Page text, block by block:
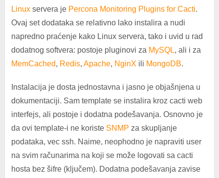
Linuxservera je Percona Monitoring Plugins for Cacti.
Ovaj set dodataka se relativno lako instalira a nudi
napredno praćenje kako Linux servera, tako i uvid u rad
dodatnog softvera: postoje pluginovi za MySQL, ali i za
MemCached, Redis, Apache, NginX ili MongoDB.
Instalacija je dosta jednostavna i jasno je objašnjena u
dokumentaciji. Sam template se instalira kroz cacti web
interfejs, ali postoje i dodatna podešavanja. Osnovno je
da ovi template-i ne koriste SNMP za skupljanje
podataka, vec ssh. Naime, neophodno je napraviti user
na svim računarima na koji se može logovati sa cacti
hosta bez šifre (ključem). Dodatna podešavanja zavise